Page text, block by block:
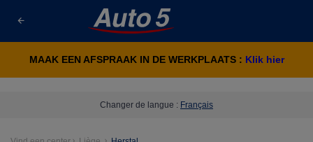
MAAK EEN AFSPRAAK IN DE WERKPLAATS : Klik hier
Changer de langue : Français